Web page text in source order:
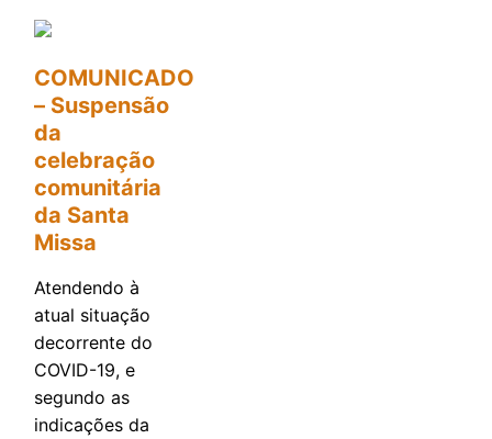
COMUNICADO
– Suspensão
da
celebração
comunitária
da Santa
Missa
Atendendo à
atual situação
decorrente do
COVID-19, e
segundo as
indicações da